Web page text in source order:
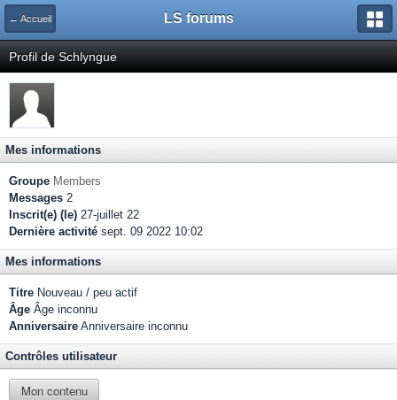
← Accueil LS forums
Profil de Schlyngue
Mes informations
Groupe Members
Messages 2
Inscrit(e) (le) 27-juillet 22
Dernière activité sept. 09 2022 10:02
Mes informations
Titre Nouveau / peu actif
Âge Âge inconnu
Anniversaire Anniversaire inconnu
Contrôles utilisateur
Mon contenu